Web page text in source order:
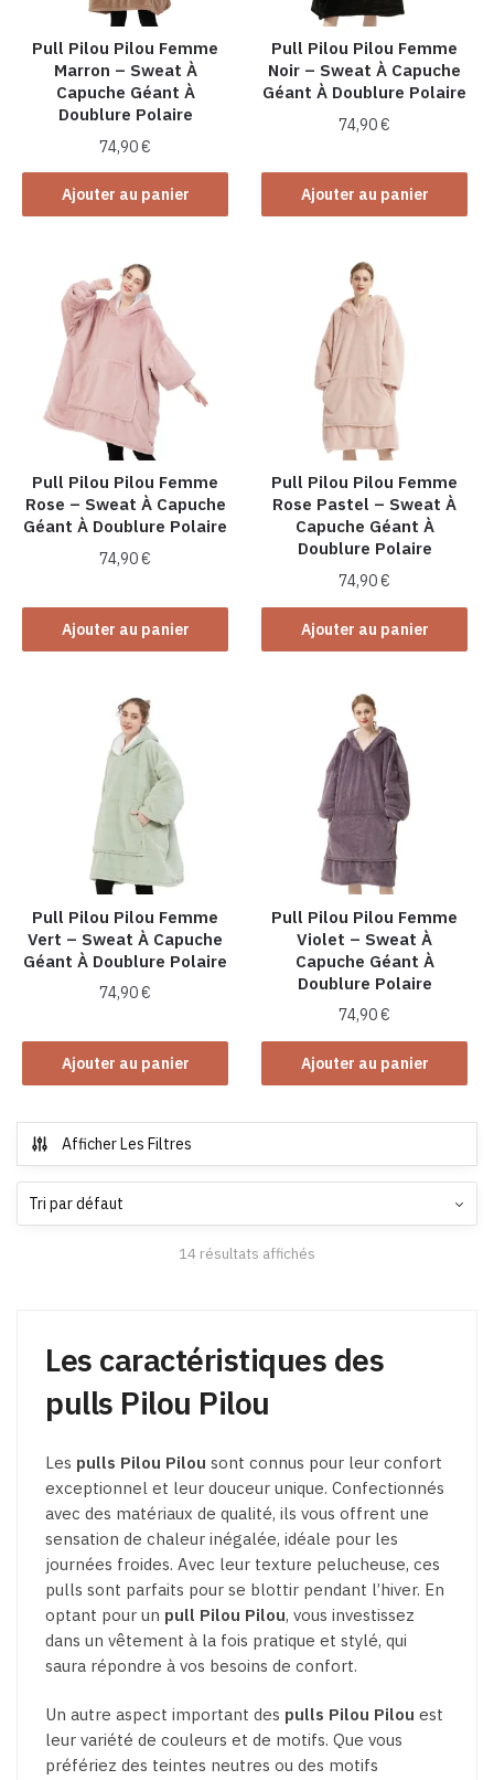
Pull Pilou Pilou Femme
Marron – Sweat À
Capuche Géant À
Doublure Polaire
74,90€
Ajouter au panier
Pull Pilou Pilou Femme
Noir – Sweat À Capuche
Géant À Doublure Polaire
74,90€
Ajouter au panier
Pull Pilou Pilou Femme
Rose – Sweat À Capuche
Géant À Doublure Polaire
74,90€
Ajouter au panier
Pull Pilou Pilou Femme
Rose Pastel – Sweat À
Capuche Géant À
Doublure Polaire
74,90€
Ajouter au panier
Pull Pilou Pilou Femme
Vert – Sweat À Capuche
Géant À Doublure Polaire
74,90€
Ajouter au panier
Pull Pilou Pilou Femme
Violet – Sweat À
Capuche Géant À
Doublure Polaire
74,90€
Ajouter au panier
Afficher Les Filtres
14 résultats affichés
Les caractéristiques des
pulls Pilou Pilou
Les pulls Pilou Pilou sont connus pour leur confort
exceptionnel et leur douceur unique. Confectionnés
avec des matériaux de qualité, ils vous offrent une
sensation de chaleur inégalée, idéale pour les
journées froides. Avec leur texture pelucheuse, ces
pulls sont parfaits pour se blottir pendant l’hiver. En
optant pour un pull Pilou Pilou, vous investissez
dans un vêtement à la fois pratique et stylé, qui
saura répondre à vos besoins de confort.
Un autre aspect important des pulls Pilou Pilou est
leur variété de couleurs et de motifs. Que vous
préfériez des teintes neutres ou des motifs